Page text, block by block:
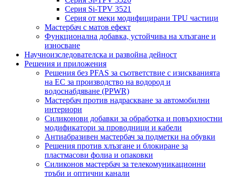
Серия Si-TPV 3521
Серия от меки модифицирани TPU частици
Мастербач с матов ефект
Функционална добавка, устойчива на хлъзгане и
износване
Научноизследователска и развойна дейност
Решения и приложения
Решения без PFAS за съответствие с изискванията
на ЕС за производство на водород и
водоснабдяване (PPWR)
Мастербач против надраскване за автомобилни
интериори
Силиконови добавки за обработка и повърхностни
модификатори за проводници и кабели
Антиабразивен мастербач за подметки на обувки
Решения против хлъзгане и блокиране за
пластмасови фолиа и опаковки
Силиконов мастербач за телекомуникационни
тръби и оптични канали